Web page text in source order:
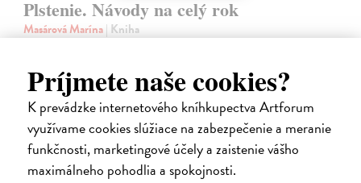
Príjmete naše cookies?
K prevádzke internetového kníhkupectva Artforum
využívame cookies slúžiace na zabezpečenie a meranie
funkčnosti, marketingové účely a zaistenie vášho
maximálneho pohodlia a spokojnosti.
Plstenie. Návody na celý rok
Masárová Marína| Kniha
pomôckach, taktiež podrobne popisuje základné techniky suchého
plstenia.
Na sklade
28,90 €